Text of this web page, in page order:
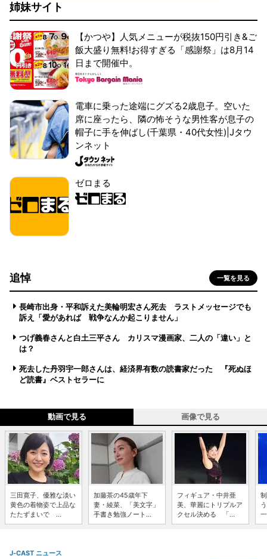
姉妹サイト
【かつや】人気メニューが税抜150円引き&ご
飯大盛り無料!お得すぎる「感謝祭」は8月14
日まで開催中。
電車に乗った途端にグズる2歳息子。空いた
席に座ったら、隣の怖そうな男性客が息子の
帽子に手を伸ばし(千葉県・40代女性)|Jタウ
ンネット
ゼロまる
追悼 一覧を見る
長崎市出身・平和訴えた美輪明宏さん死去 ラストメッセージでも
訴え「愛があれば 戦争なんか起こりません」
つげ義春さんと白土三平さん カリスマ漫画家、二人の「違い」と
は？
死去した丹羽宇一郎さんは、経済界有数の読書家だった 『死ぬほ
ど読書』ベストセラーに
動画で見る 画像で見る
三田寛子、優雅な淡い
黄色の着物姿で上品な
たたずまいで ...
加藤茶の45歳年下
妻・綾菜、「美文字」
手書き勉強ノート...
フィギュア・中井亜
美、華麗にトリプルア
クセル決める 「...
J-CAST ニュース